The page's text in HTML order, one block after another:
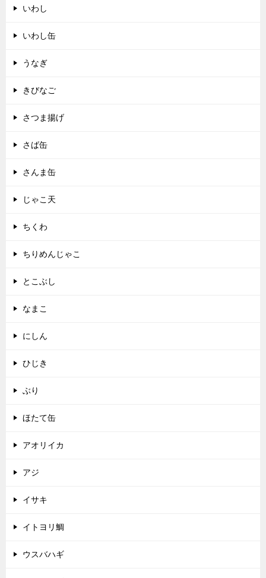
いわし
いわし缶
うなぎ
きびなご
さつま揚げ
さば缶
さんま缶
じゃこ天
ちくわ
ちりめんじゃこ
とこぶし
なまこ
にしん
ひじき
ぶり
ほたて缶
アオリイカ
アジ
イサキ
イトヨリ鯛
ウスバハギ